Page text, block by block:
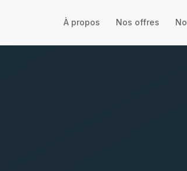
À propos Nos offres